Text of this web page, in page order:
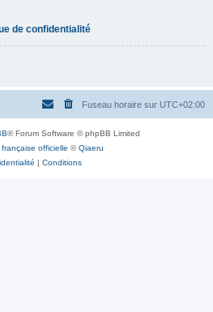
de confidentialité
Fuseau horaire sur UTC+02:00
® Forum Software © phpBB Limited
officielle ©Qiaeru
| Conditions